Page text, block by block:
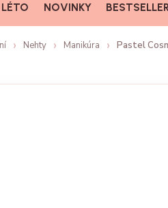
LÉTO NOVINKY
Nehty Manikúra Pastel